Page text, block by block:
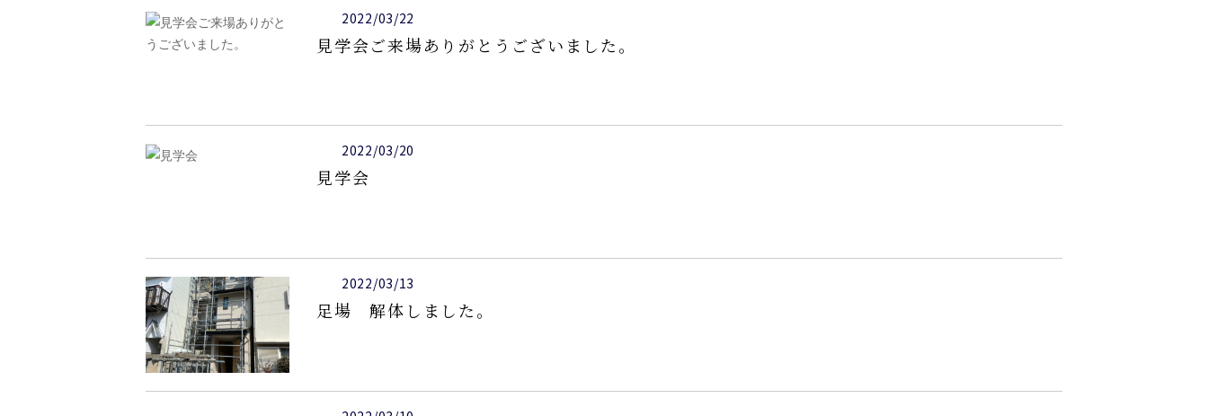
2022/03/22
見学会ご来場ありがとうございました。
2022/03/20
見学会
2022/03/13
足場 解体しました。